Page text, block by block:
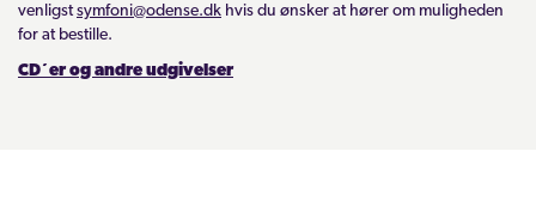
venligstsymfoni@odense.dk hvis du ønsker at hører om muligheden
for at bestille.
CD´er og andre udgivelser